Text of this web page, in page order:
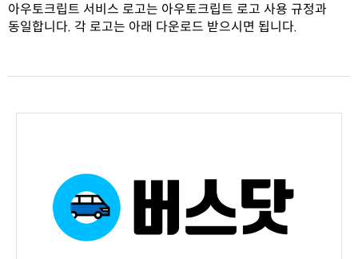
아우토크립트 서비스 로고는 아우토크립트 로고 사용 규정과
동일합니다. 각 로고는 아래 다운로드 받으시면 됩니다.